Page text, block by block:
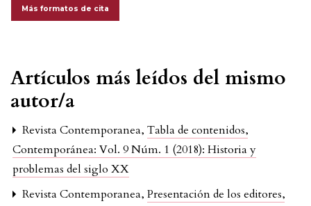
Más formatos de cita
Artículos más leídos del mismo
autor/a
Revista Contemporanea, Tabla de contenidos,
Contemporánea: Vol. 9 Núm. 1 (2018): Historia y
problemas del siglo XX
Revista Contemporanea, Presentación de los editores,